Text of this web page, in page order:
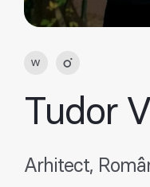
Tudor
Arhitect,